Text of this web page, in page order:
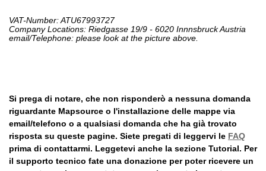
VAT-Number: ATU67993727
Company Locations: Riedgasse 19/9 - 6020 Innnsbruck Austria
email/Telephone: please look at the picture above.
Si prega di notare, che non risponderò a nessuna domanda
riguardante Mapsource o l'installazione delle mappe via
email/telefono o a qualsiasi domanda che ha già trovato
risposta su queste pagine. Siete pregati di leggervi le FAQ
prima di contattarmi. Leggetevi anche la sezione Tutorial. Per
il supporto tecnico fate una donazione per poter ricevere un